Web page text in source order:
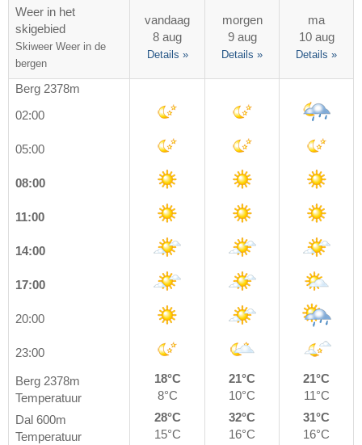
Weer in het
skigebied
Skiweer Weer in de
bergen
vandaag
8 aug
Details »
morgen
9 aug
Details »
ma
10 aug
Details »
Berg 2378m
02:00
05:00
08:00
11:00
14:00
17:00
20:00
23:00
Berg 2378m
Temperatuur
18°C
8°C
21°C
10°C
21°C
11°C
Dal 600m
Temperatuur
28°C
15°C
32°C
16°C
31°C
16°C